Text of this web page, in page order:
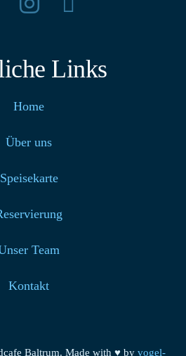
Links
Home
Über uns
Speisekarte
Team
Kontakt
Baltrum. Made with ♥ by vogel-